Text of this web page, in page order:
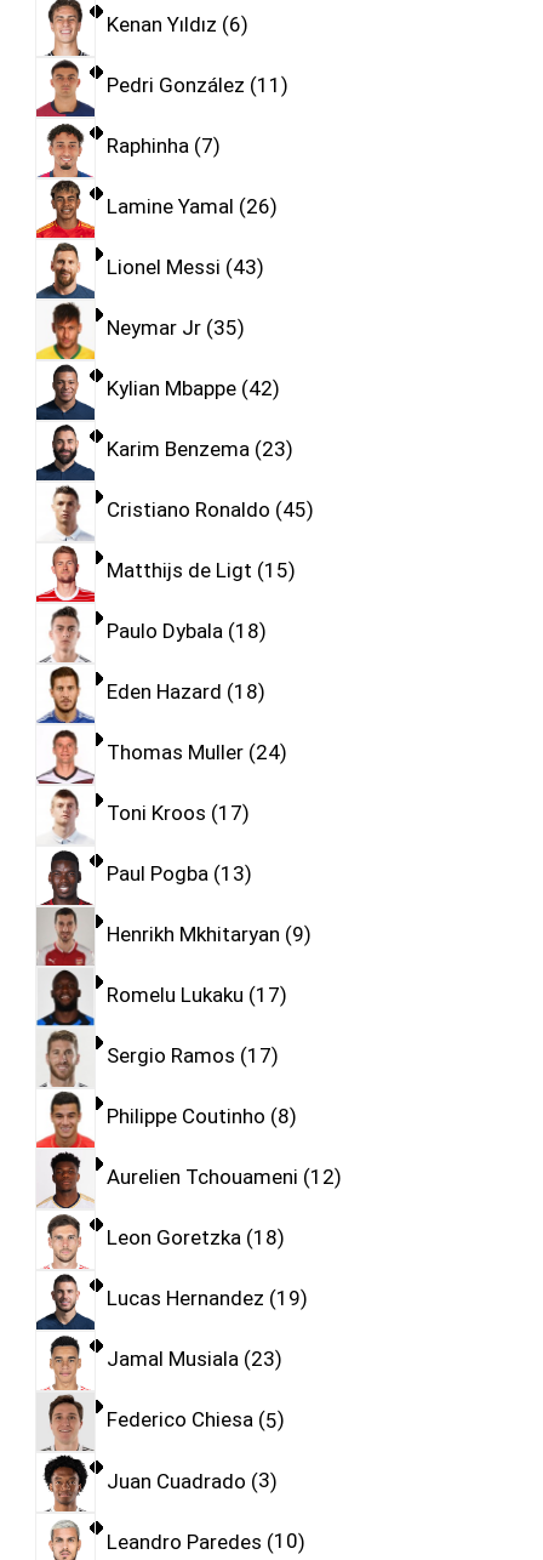
Kenan Yıldız 6
Pedri González 11
Raphinha 7
Lamine Yamal 26
Lionel Messi 43
Neymar Jr 35
Kylian Mbappe 42
Karim Benzema 23
Cristiano Ronaldo 45
Matthijs de Ligt 15
Paulo Dybala 18
Eden Hazard 18
Thomas Muller 24
Toni Kroos 17
Paul Pogba 13
Henrikh Mkhitaryan 9
Romelu Lukaku 17
Sergio Ramos 17
Philippe Coutinho 8
Aurelien Tchouameni 12
Leon Goretzka 18
Lucas Hernandez 19
Jamal Musiala 23
Federico Chiesa 5
Juan Cuadrado 3
Leandro Paredes 10